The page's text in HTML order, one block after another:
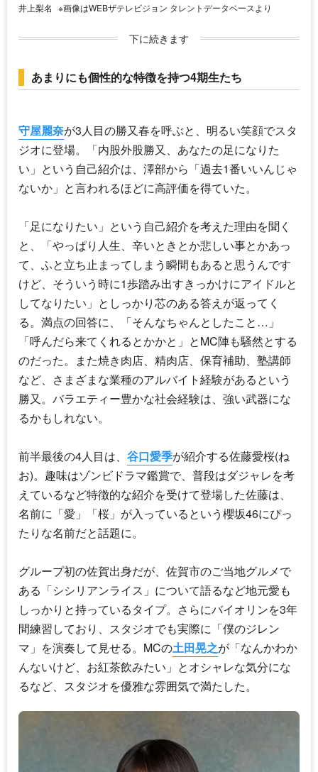
井上梨名 ※画像はWEBザテレビジョン タレントデータベースより
下に続きます
あまりにも個性的な特徴を持つ4期生たち
守屋麗奈が3人目の勝又春を呼ぶと、明るい笑顔でスタ
ジオに登場。「内股外股勝又、あなたの足になりた
い」という自己紹介は、澤部から「過去1番いいんじゃ
ないか」と言われるほどに高評価を得ていた。
「足になりたい」という自己紹介を考えた理由を聞く
と、「やっぱり人生、辛いときとか悲しい事とかあっ
て、ふと立ち止まってしまう瞬間もあると思うんです
けど、そういう時に1歩踏み出すきっかけにアイドルと
してなりたい」としっかり芯のある答えが返ってく
る。満点の回答に、「そんなちゃんとしたこと…」
「呼んだら来てくれるとかかと」とMC陣も騒然とする
のだった。また焼き肉店、精肉店、保育補助、塾講師
など、さまざまな業種のアルバイト経験があるという
勝又。バラエティー豊かな社会経験は、強い武器にな
るかもしれない。
前半最後の4人目は、 谷口愛季が紹介する佐藤愛桜(ね
お)。趣味はゾンビドラマ鑑賞で、普段はダジャレを考
えているなど特徴的な紹介を受けて登場した佐藤は、
名前に「愛」「桜」が入っているという櫻坂46にぴっ
たりな名前だと話題に。
グループ初の佐賀出身だが、佐賀市のご当地グルメで
ある「シシリアンライス」について語るなど地元愛も
しっかりと持っているタイプ。さらにバイオリンを3年
間練習しており、スタジオでも実際に「僕のジレン
マ」を演奏して見せる。MCの土田晃之が「なんかわか
んないけど、お紅茶飲みたい」とオシャレな気分にな
るなど、スタジオを優雅な雰囲気で満たした。